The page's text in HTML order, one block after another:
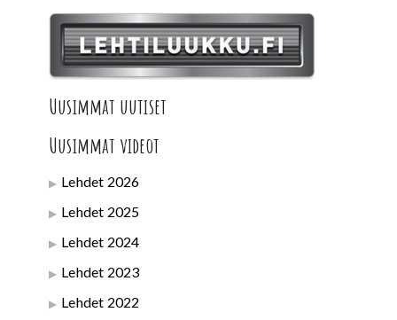
Uusimmat uutiset
Uusimmat videot
Lehdet 2026
Lehdet 2025
Lehdet 2024
Lehdet 2023
Lehdet 2022